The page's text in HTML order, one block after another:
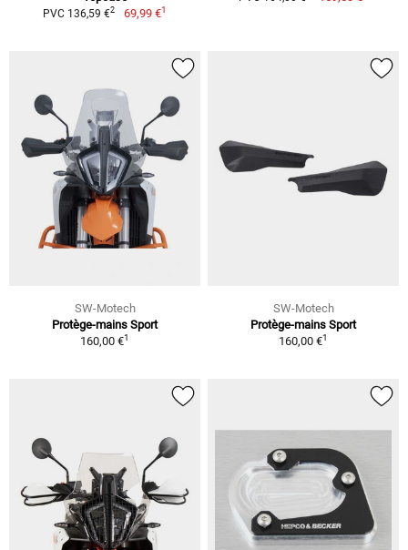
PVC 136,59 €2 69,99 €1
SW-Motech
Protège-mains Sport
160,00 €1
SW-Motech
Protège-mains Sport
160,00 €1